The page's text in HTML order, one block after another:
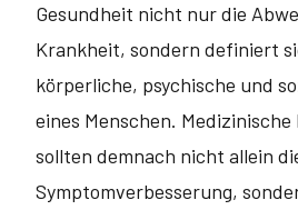
Gesundheit nicht nur die
Krankheit, sondern definiert
körperliche, psychische und
eines Menschen.
sollten demnach nicht allein
Symptomverbesserung,